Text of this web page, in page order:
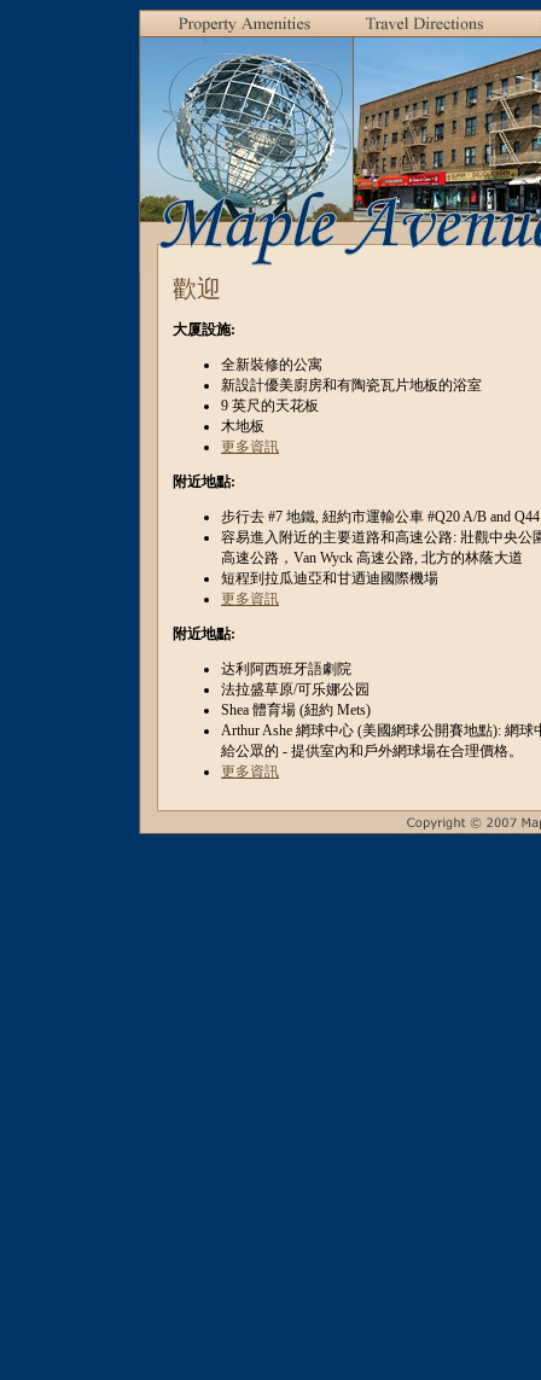
歡迎
大厦設施:
全新裝修的公寓
新設計優美廚房和有陶瓷瓦片地板的浴室
9 英尺的天花板
木地板
更多資訊
附近地點:
步行去 #7 地鐵, 紐約市運輸公車 #Q20 A/B and
容易進入附近的主要道路和高速公路: 壯觀中央公
高速公路，Van Wyck 高速公路, 北方的林蔭大道
短程到拉瓜迪亞和甘迺迪國際機場
更多資訊
附近地點:
达利阿西班牙語劇院
法拉盛草原/可乐娜公园
Shea 體育場 (紐約 Mets)
Arthur Ashe 網球中心 (美國網球公開賽地點): 網球
給公眾的 - 提供室內和戶外網球場在合理價格。
更多資訊